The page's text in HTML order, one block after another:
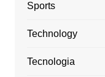
Sports
Technology
Tecnologia